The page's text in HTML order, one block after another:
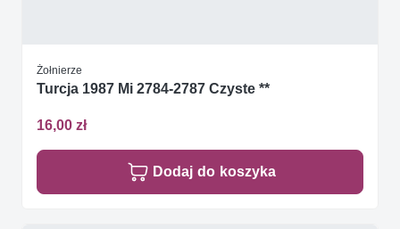
Żołnierze
Turcja 1987 Mi 2784-2787 Czyste **
16,00 zł
Dodaj do koszyka